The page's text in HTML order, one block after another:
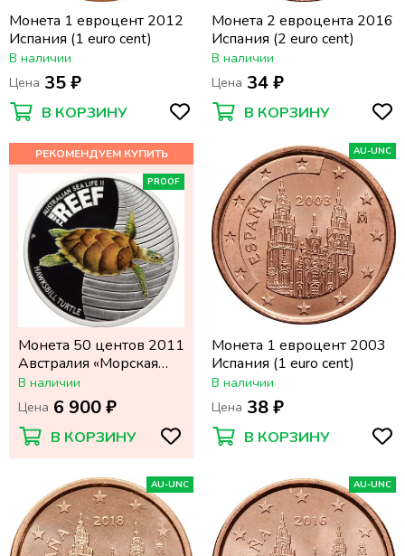
Монета 1 евроцент 2012
Испания (1 euro cent)
В наличии
Цена 35 ₽
В КОРЗИНУ
Монета 2 евроцента 2016
Испания (2 euro cent)
В наличии
Цена 34 ₽
В КОРЗИНУ
PROOF
Монета 50 центов 2011
Австралия «Морская
жизнь Австралии:
Черепаха бисса»
В наличии
Цена 6 900 ₽
В КОРЗИНУ
AU-UNC
Монета 1 евроцент 2003
Испания (1 euro cent)
В наличии
Цена 38 ₽
В КОРЗИНУ
AU-UNC AU-UNC